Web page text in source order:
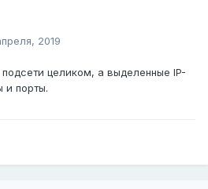
2019
целиком, а выделенные IP-
и порты.